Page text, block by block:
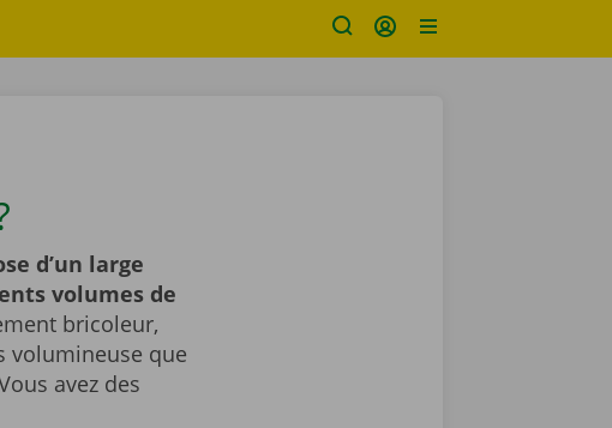
d’un large
volumes de
bricoleur,
volumineuse que
avez des